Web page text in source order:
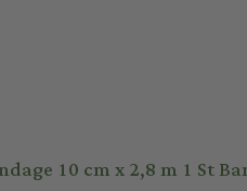
10 cm x 2,8 m 1 St